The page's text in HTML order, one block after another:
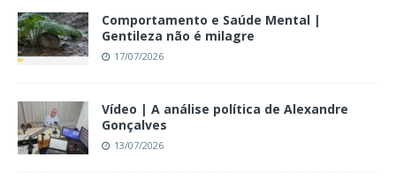
Comportamento e Saúde Mental |
Gentileza não é milagre
17/07/2026
Vídeo | A análise política de Alexandre
Gonçalves
13/07/2026